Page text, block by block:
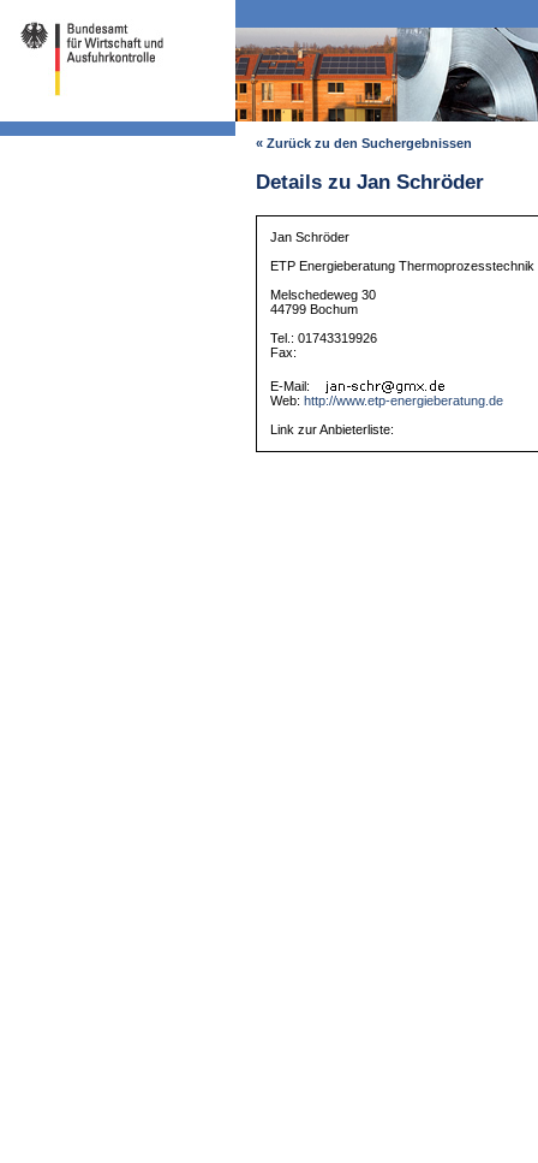
« Zurück zu den Suchergebnissen
Details zu Jan Schröder
Jan Schröder
ETP Energieberatung Thermoprozesstechnik
Melschedeweg 30
44799 Bochum
Tel.: 01743319926
Fax:
E-Mail:
Web: http://www.etp-energieberatung.de
Link zur Anbieterliste: